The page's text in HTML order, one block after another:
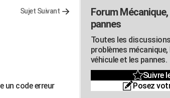
Sujet Suivant
un code erreur
Forum
pannes
Toutes les
problèmes
véhicule et les pannes.
Suivre
Posez